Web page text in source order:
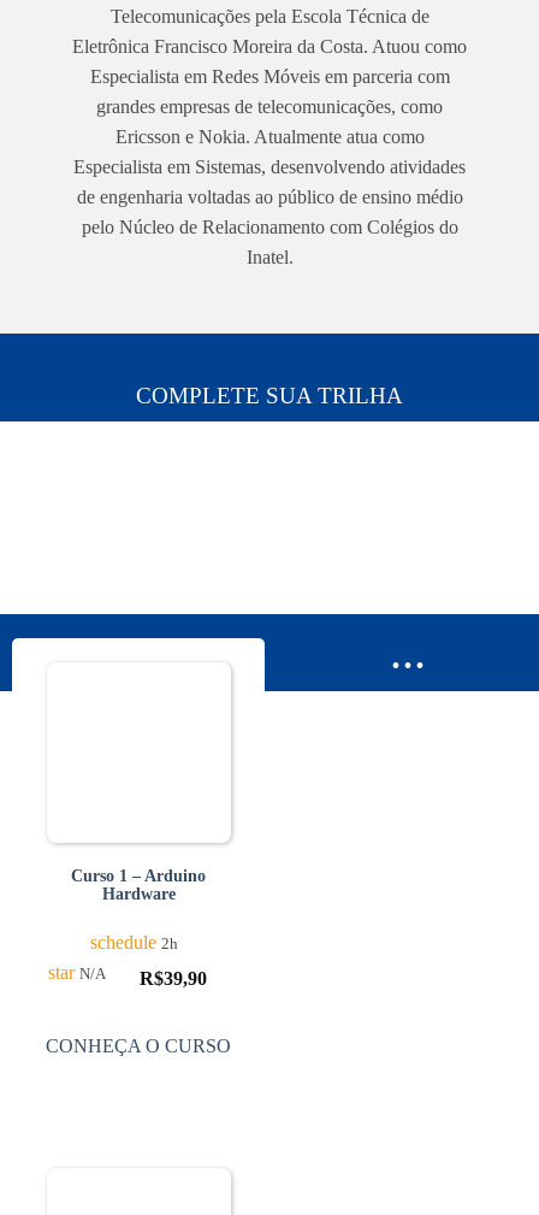
Telecomunicações pela Escola Técnica de
Eletrônica Francisco Moreira da Costa. Atuou como
Especialista em Redes Móveis em parceria com
grandes empresas de telecomunicações, como
Ericsson e Nokia. Atualmente atua como
Especialista em Sistemas, desenvolvendo atividades
de engenharia voltadas ao público de ensino médio
pelo Núcleo de Relacionamento com Colégios do
Inatel.
COMPLETE SUA TRILHA
Curso 1 – Arduino
Hardware
schedule 2h
star N/A R$39,90
CONHEÇA O CURSO
...